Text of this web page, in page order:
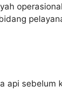
api sebelum